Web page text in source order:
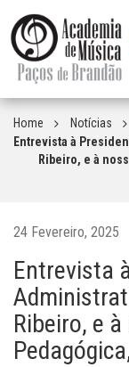
Home
Notícias
Entrevista à
Ribeiro, e à
24 Fevereiro, 2025
Entrevista
Ribeiro, e